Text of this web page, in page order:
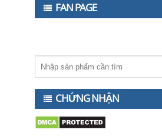
FAN PAGE
CHỨNG NHẬN